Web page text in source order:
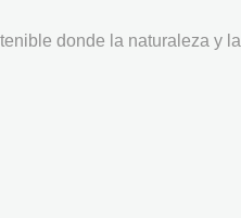
donde la naturaleza y la